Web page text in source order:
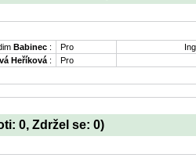
Babinec : Pro
Heříková : Pro
0, Zdržel se: 0)